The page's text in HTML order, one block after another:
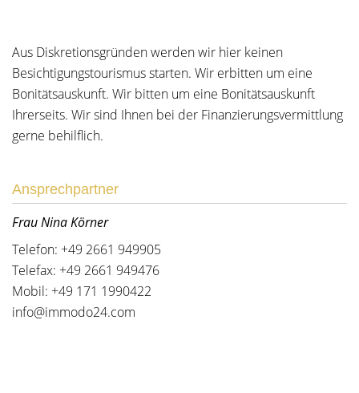
Aus Diskretionsgründen werden wir hier keinen
Besichtigungstourismus starten. Wir erbitten um eine
Bonitätsauskunft. Wir bitten um eine Bonitätsauskunft
Ihrerseits. Wir sind Ihnen bei der Finanzierungsvermittlung
gerne behilflich.
Ansprechpartner
Frau Nina Körner
Telefon: +49 2661 949905
Telefax: +49 2661 949476
Mobil: +49 171 1990422
info@immodo24.com